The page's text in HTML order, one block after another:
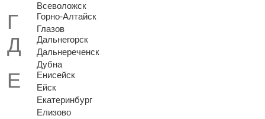
Всеволожск
Горно-Алтайск
Глазов
Дальнегорск
Дальнереченск
Дубна
Енисейск
Ейск
Екатеринбург
Елизово